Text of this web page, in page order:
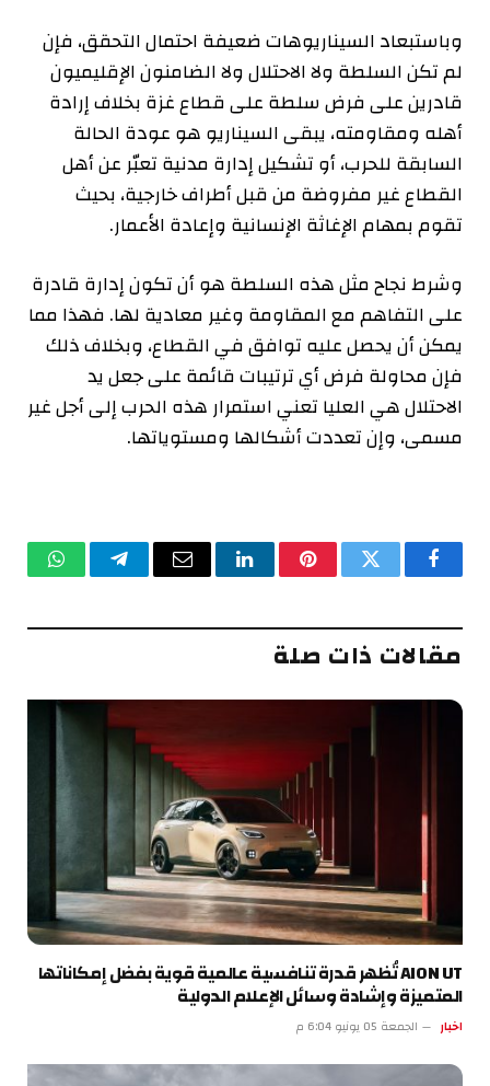
وباستبعاد السيناريوهات ضعيفة احتمال التحقق، فإن
لم تكن السلطة ولا الاحتلال ولا الضامنون الإقليميون
قادرين على فرض سلطة على قطاع غزة بخلاف إرادة
أهله ومقاومته، يبقى السيناريو هو عودة الحالة
السابقة للحرب، أو تشكيل إدارة مدنية تعبّر عن أهل
القطاع غير مفروضة من قبل أطراف خارجية، بحيث
تقوم بمهام الإغاثة الإنسانية وإعادة الأعمار.
وشرط نجاح مثل هذه السلطة هو أن تكون إدارة قادرة
على التفاهم مع المقاومة وغير معادية لها. فهذا مما
يمكن أن يحصل عليه توافق في القطاع، وبخلاف ذلك
فإن محاولة فرض أي ترتيبات قائمة على جعل يد
الاحتلال هي العليا تعني استمرار هذه الحرب إلى أجل غير
مسمى، وإن تعددت أشكالها ومستوياتها.
فيسبوكتويتر بينتيريستلينكدإنالبريد تيلقرام
مقالات ذات صلة
AION UT تُظهر قدرة تنافسية عالمية قوية بفضل إمكاناتها
المتميزة وإشادة وسائل الإعلام الدولية
اخبار الجمعة 05 يونيو 6:04 م